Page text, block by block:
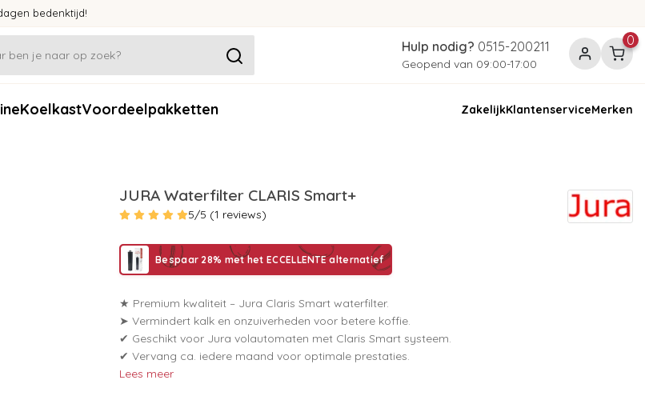
bedenktijd!
Hulp nodig? 0515-200211
Geopend van 09:00-17:00
0
KoelkastVoordeelpakketten ZakelijkKlantenserviceMerken
JURA Waterfilter CLARIS Smart+
5/5 (1 reviews)
Bespaar 28% met het ECCELLENTE alternatief
★ Premium kwaliteit – Jura Claris Smart waterfilter.
➤ Vermindert kalk en onzuiverheden voor betere koffie.
✔ Geschikt voor Jura volautomaten met Claris Smart systeem.
✔ Vervang ca. iedere maand voor optimale prestaties.
Lees meer